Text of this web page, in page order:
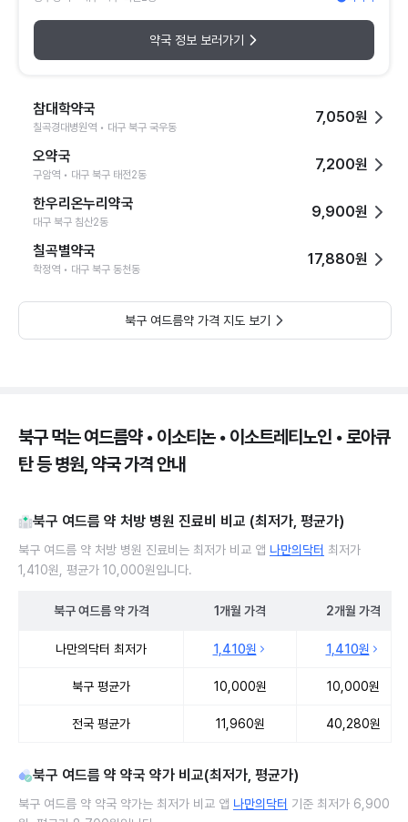
약국 정보 보러가기
참대학약국
칠곡경대병원역 • 대구 북구 국우동
7,050원
오약국
구암역 • 대구 북구 태전2동
7,200원
한우리온누리약국
대구 북구 침산2동
9,900원
칠곡별약국
학정역 • 대구 북구 동천동
17,880원
북구 여드름약 가격 지도 보기
북구 먹는 여드름약 • 이소티논 • 이소트레티노인 • 로아큐
탄 등 병원, 약국 가격 안내
북구 여드름 약 처방 병원 진료비 비교 (최저가, 평균가)
북구 여드름 약 처방 병원 진료비는 최저가 비교 앱 나만의닥터 최저가
1,410원, 평균가 10,000원입니다.
북구 여드름 약가격 1개월 가격 2개월 가격
나만의닥터 최저가 1,410원 1,410원
북구 평균가 10,000원 10,000원
전국 평균가 11,960원 40,280원
북구 여드름 약 약국 약가 비교(최저가, 평균가)
북구 여드름 약 약국 약가는 최저가 비교 앱 나만의닥터 기준 최저가 6,900